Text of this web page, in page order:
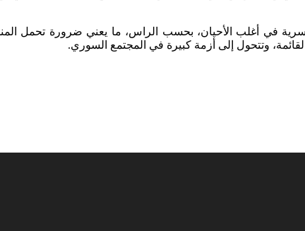
في أغلب الأحيان، بحسب الراس، ما يعني ضرورة تحمل
وتتحول إلى أزمة كبيرة في المجتمع السوري.